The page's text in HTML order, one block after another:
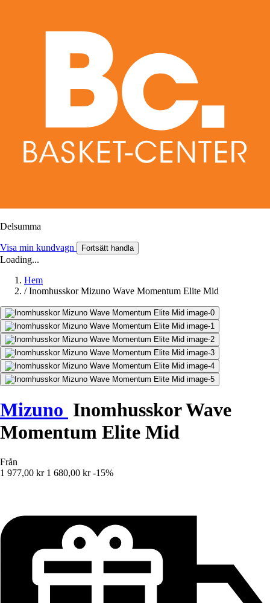
Delsumma
Visa min kundvagn Fortsätt handla
Loading...
Hem
/ Inomhusskor Mizuno Wave Momentum Elite Mid
Mizuno Inomhusskor Wave
Momentum Elite Mid
Från
1 977,00 kr 1 680,00 kr -15%